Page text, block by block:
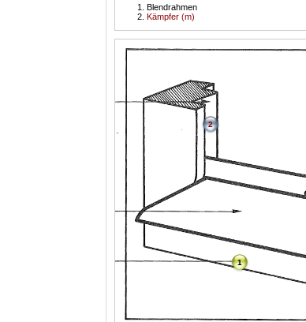
Blendrahmen
Kämpfer (m)
1
2